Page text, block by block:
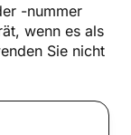
-nummer
wenn es als
Sie nicht